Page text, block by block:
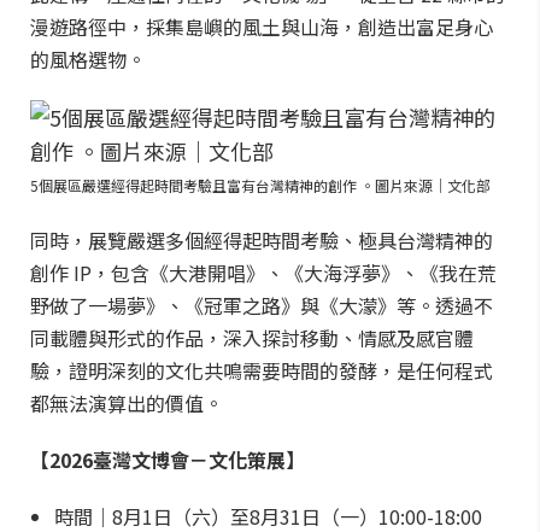
漫遊路徑中，採集島嶼的風土與山海，創造出富足身心
的風格選物。
5個展區嚴選經得起時間考驗且富有台灣精神的創作 。圖片來源｜文化部
同時，展覽嚴選多個經得起時間考驗、極具台灣精神的
創作 IP，包含《大港開唱》、《大海浮夢》、《我在荒
野做了一場夢》、《冠軍之路》與《大濛》等。透過不
同載體與形式的作品，深入探討移動、情感及感官體
驗，證明深刻的文化共鳴需要時間的發酵，是任何程式
都無法演算出的價值。
【2026臺灣文博會－文化策展】
時間｜8月1日（六）至8月31日（一）10:00-18:00